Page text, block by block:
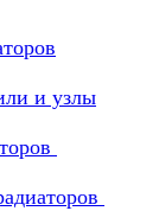
и узлы